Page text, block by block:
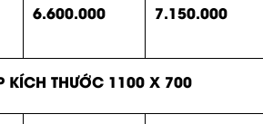
6.600.000 7.150.000
KÍCH THƯỚC 1100 X 700